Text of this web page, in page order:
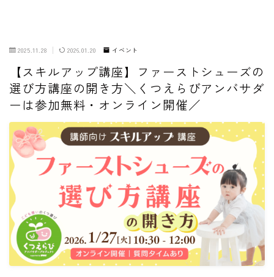
2025.11.28 2026.01.20 イベント
【スキルアップ講座】ファーストシューズの
選び方講座の開き方＼くつえらびアンバサダ
ーは参加無料・オンライン開催／